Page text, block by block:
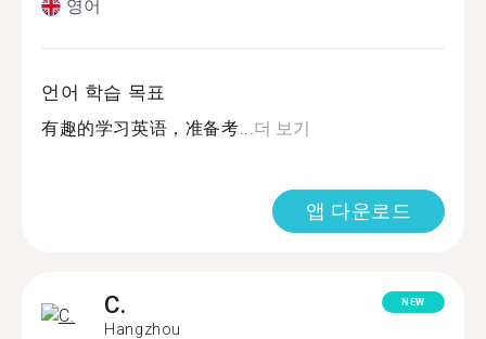
영어
언어 학습 목표
有趣的学习英语，准备考...더 보기
앱 다운로드
C.
Hangzhou
NEW